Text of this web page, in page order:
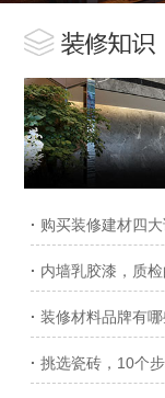
· 购买装修建材四
· 内墙乳胶漆，质
· 装修材料品牌有
· 挑选瓷砖，10个